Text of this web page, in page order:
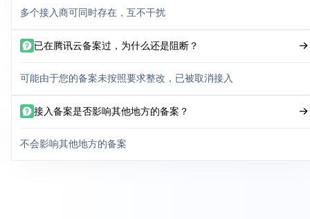
多个接入商可同时存在，互不干扰
已在腾讯云备案过，为什么还是阻断？
可能由于您的备案未按照要求整改，已被取消接入
接入备案是否影响其他地方的备案？
不会影响其他地方的备案